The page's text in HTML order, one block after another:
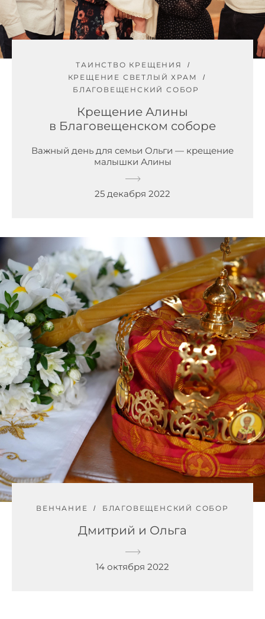
ТАИНСТВО КРЕЩЕНИЯ
КРЕЩЕНИЕ СВЕТЛЫЙ ХРАМ
БЛАГОВЕЩЕНСКИЙ СОБОР
Крещение Алины
в Благовещенском соборе
Важный день для семьи Ольги — крещение
малышки Алины
25 декабря 2022
ВЕНЧАНИЕ БЛАГОВЕЩЕНСКИЙ СОБОР
Дмитрий и Ольга
14 октября 2022